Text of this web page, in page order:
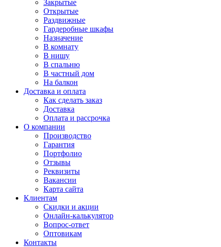
Закрытые
Открытые
Раздвижные
Гардеробные шкафы
Назначение
В комнату
В нишу
В спальню
В частный дом
На балкон
Доставка и оплата
Как сделать заказ
Доставка
Оплата и рассрочка
О компании
Производство
Гарантия
Портфолио
Отзывы
Реквизиты
Вакансии
Карта сайта
Клиентам
Скидки и акции
Онлайн-калькулятор
Вопрос-ответ
Оптовикам
Контакты